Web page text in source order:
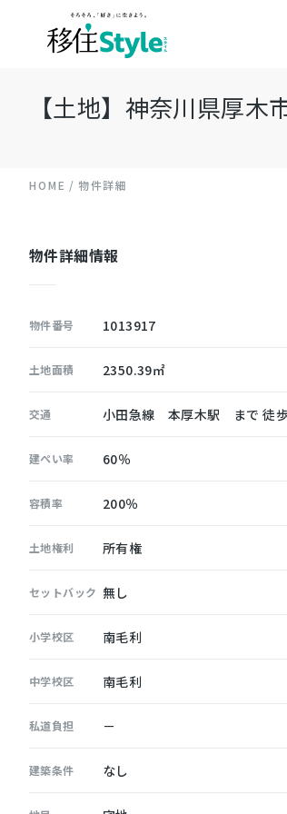
【土地】神奈川県厚木
HOME 物件詳細
物件詳細情報
物件番号 1013917
土地面積 2350.39㎡
交通 小田急線 本厚木駅 まで 徒
建ぺい率 60％
容積率 200％
土地権利 所有権
セットバック 無し
小学校区 南毛利
中学校区 南毛利
私道負担 －
建築条件 なし